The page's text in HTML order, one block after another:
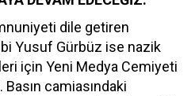
dile getiren
Yusuf Gürbüz ise nazik
için Yeni Medya Cemiyeti
camiasındaki